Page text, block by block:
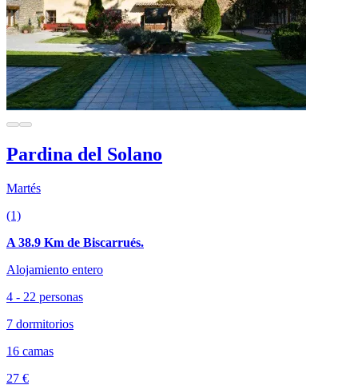
Pardina del Solano
Martés
(1)
A 38.9 Km de Biscarrués.
Alojamiento entero
4 - 22 personas
7 dormitorios
16 camas
27 €